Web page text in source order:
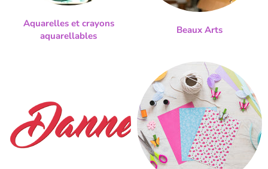
Aquarelles et crayons
aquarellables
Beaux Arts